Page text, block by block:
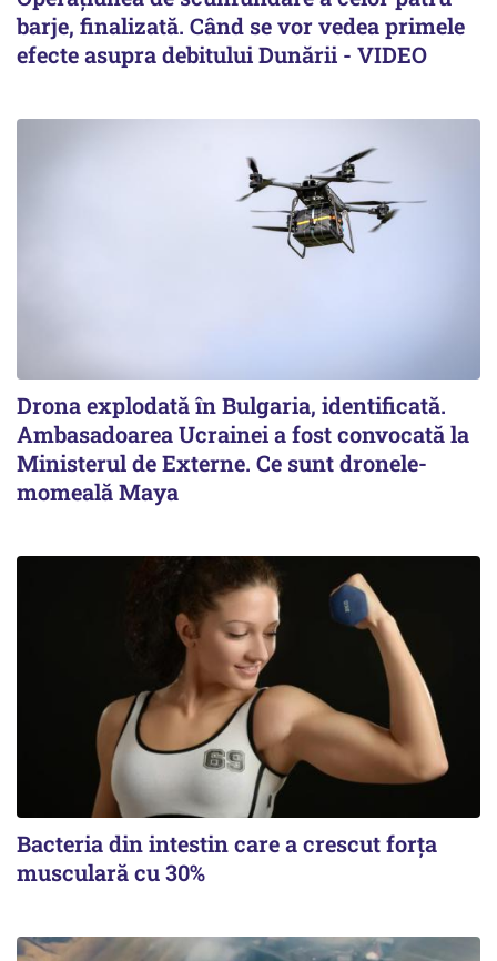
barje, finalizată. Când se vor vedea primele
efecte asupra debitului Dunării - VIDEO
Drona explodată în Bulgaria, identificată.
Ambasadoarea Ucrainei a fost convocată la
Ministerul de Externe. Ce sunt dronele-
momeală Maya
Bacteria din intestin care a crescut forța
musculară cu 30%